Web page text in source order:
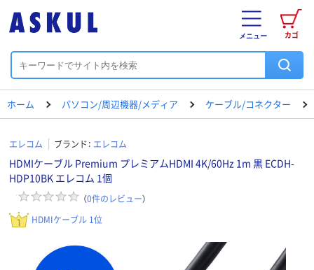
カゴ
メニュー
ホーム パソコン/周辺機器/メディア ケーブル/コネクター
エレコム ブランド： エレコム
HDMIケーブル Premium プレミアムHDMI 4K/60Hz 1m 黒 ECDH-
HDP10BK エレコム 1個
（0件のレビュー）
HDMIケーブル 1位